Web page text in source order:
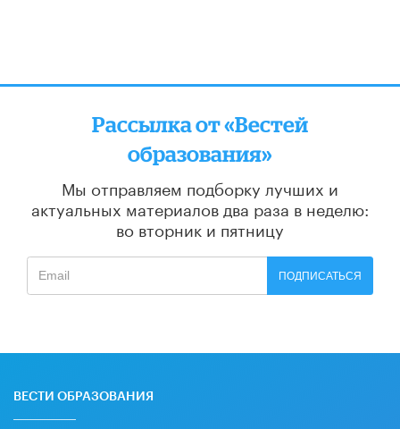
Рассылка от «Вестей
образования»
Мы отправляем подборку лучших и
актуальных материалов два раза в неделю:
во вторник и пятницу
ПОДПИСАТЬСЯ
ВЕСТИ ОБРАЗОВАНИЯ